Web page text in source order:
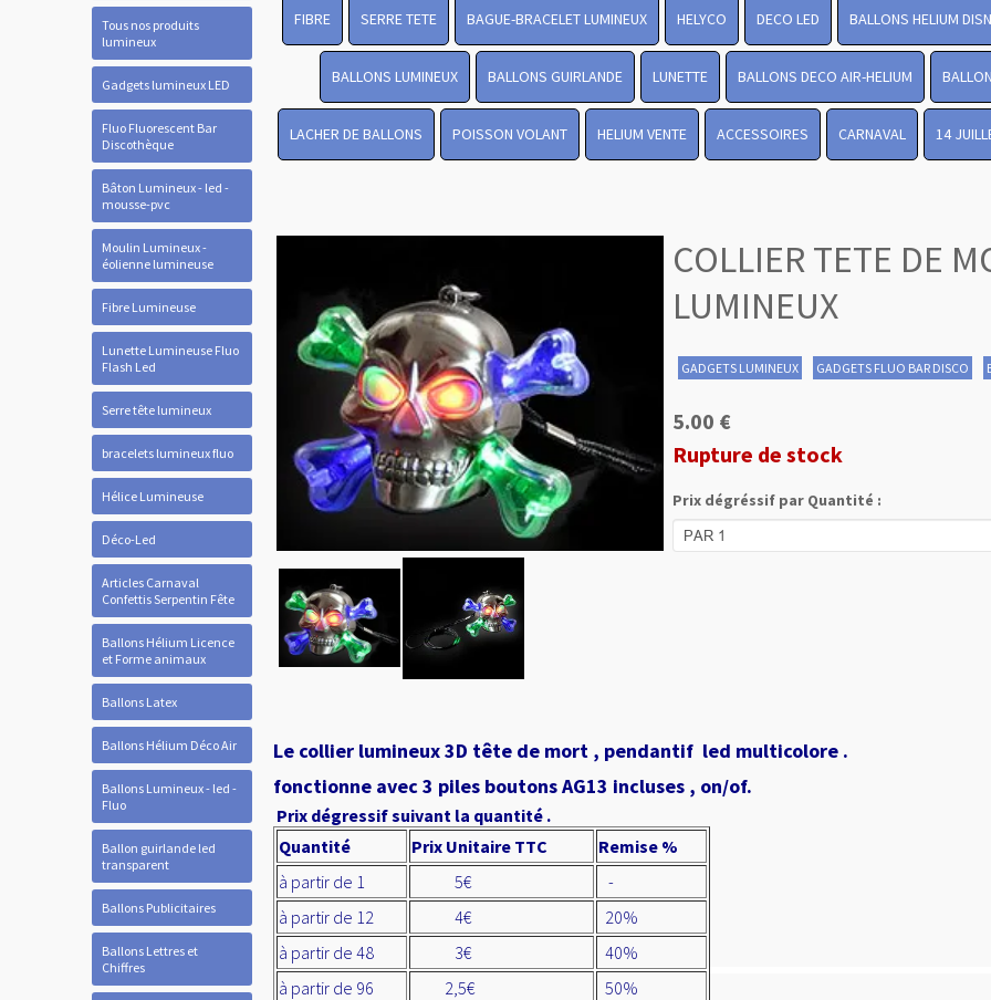
Tous nos produits
lumineux
Gadgets lumineux LED
Fluo Fluorescent Bar
Discothèque
Bâton Lumineux - led -
mousse-pvc
Moulin Lumineux -
éolienne lumineuse
Fibre Lumineuse
Lunette Lumineuse Fluo
Flash Led
Serre tête lumineux
bracelets lumineux fluo
Hélice Lumineuse
Déco-Led
Articles Carnaval
Confettis Serpentin Fête
Ballons Hélium Licence
et Forme animaux
Ballons Latex
Ballons Hélium Déco Air
Ballons Lumineux - led -
Fluo
Ballon guirlande led
transparent
Ballons Publicitaires
Ballons Lettres et
Chiffres
FIBRE SERRE TETE BAGUE-BRACELET LUMINEUX HELYCO DECO LED BALLONS HELIUM
BALLONS LUMINEUX BALLONS GUIRLANDE LUNETTE BALLONS DECO AIR-HELIUM
LACHER DE BALLONS POISSON VOLANT HELIUM VENTE ACCESSOIRES CARNAVAL 14
COLLIER TETE DE
LUMINEUX
GADGETS LUMINEUX GADGETS FLUO BAR DISCO
5.00 €
Rupture de stock
Prix dégréssif par Quantité :
Le collier lumineux 3D tête de mort , pendantif led multicolore .
fonctionne avec 3 piles boutons AG13 incluses , on/of.
Prix dégressif suivant la quantité .
Quantité
Prix Unitaire TTC
Remise %
à partir de 1
5€
-
à partir de 12
4€
20%
à partir de 48
3€
40%
à partir de 96
2,5€ 50%